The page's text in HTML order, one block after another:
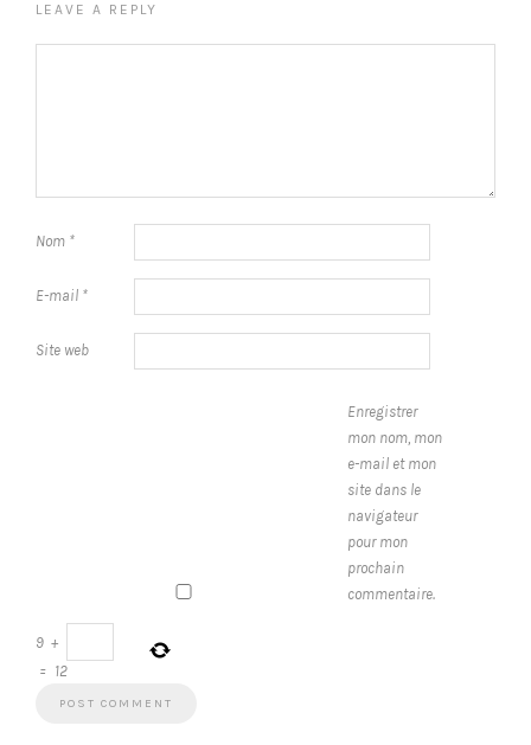
LEAVE A REPLY
Nom *
E-mail *
Site web
Enregistrer
mon nom, mon
e-mail et mon
site dans le
navigateur
pour mon
prochain
commentaire.
9 +
= 12